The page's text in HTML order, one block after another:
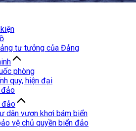
tư tưởng của Đảng
phòng
quy, hiện đại
đảo
đảo
dân vươn khơi bám biển
vệ chủ quyền biển đảo